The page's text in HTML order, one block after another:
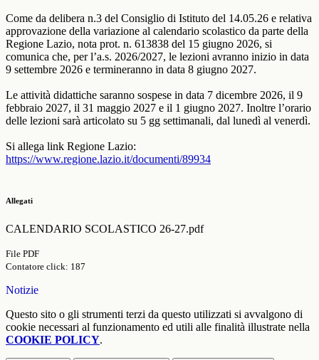
Come da delibera n.3 del Consiglio di Istituto del 14.05.26 e relativa
approvazione della variazione al calendario scolastico da parte della
Regione Lazio, nota prot. n. 613838 del 15 giugno 2026, si
comunica che, per l’a.s. 2026/2027, le lezioni avranno inizio in data
9 settembre 2026 e termineranno in data 8 giugno 2027.
Le attività didattiche saranno sospese in data 7 dicembre 2026, il 9
febbraio 2027, il 31 maggio 2027 e il 1 giugno 2027. Inoltre l’orario
delle lezioni sarà articolato su 5 gg settimanali, dal lunedì al venerdì.
Si allega link Regione Lazio:
https://www.regione.lazio.it/documenti/89934
Allegati
CALENDARIO SCOLASTICO 26-27.pdf
File PDF
Contatore click: 187
Notizie
Questo sito o gli strumenti terzi da questo utilizzati si avvalgono di
cookie necessari al funzionamento ed utili alle finalità illustrate nella
COOKIE POLICY.